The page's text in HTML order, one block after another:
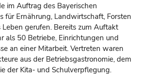
im Auftrag des Bayerischen
für Ernährung, Landwirtschaft, Forsten
Leben gerufen. Bereits zum Auftakt
als 50 Betriebe, Einrichtungen und
an einer Mitarbeit. Vertreten waren
aus der Betriebsgastronomie, dem
der Kita- und Schulverpflegung.